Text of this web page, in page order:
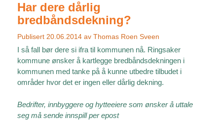
Har dere dårlig
bredbåndsdekning?
Publisert 20.06.2014 av Thomas Roen Sveen
I så fall bør dere si ifra til kommunen nå. Ringsaker
kommune ønsker å kartlegge bredbåndsdekningen i
kommunen med tanke på å kunne utbedre tilbudet i
områder hvor det er ingen eller dårlig dekning.
Bedrifter, innbyggere og hytteeiere som ønsker å uttale
seg må sende innspill per epost